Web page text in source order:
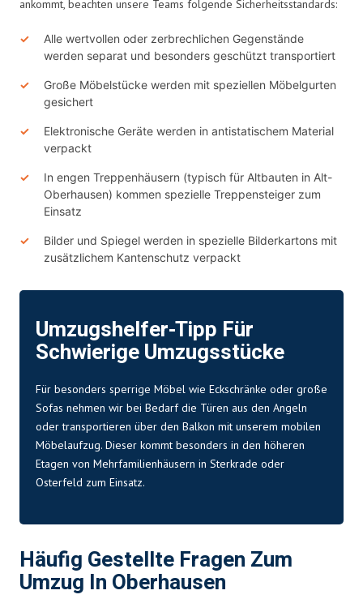
ankommt, beachten unsere Teams folgende Sicherheitsstandards:
Alle wertvollen oder zerbrechlichen Gegenstände
werden separat und besonders geschützt transportiert
Große Möbelstücke werden mit speziellen Möbelgurten
gesichert
Elektronische Geräte werden in antistatischem Material
verpackt
In engen Treppenhäusern (typisch für Altbauten in Alt-
Oberhausen) kommen spezielle Treppensteiger zum
Einsatz
Bilder und Spiegel werden in spezielle Bilderkartons mit
zusätzlichem Kantenschutz verpackt
Umzugshelfer-Tipp Für
Schwierige Umzugsstücke
Für besonders sperrige Möbel wie Eckschränke oder große
Sofas nehmen wir bei Bedarf die Türen aus den Angeln
oder transportieren über den Balkon mit unserem mobilen
Möbelaufzug. Dieser kommt besonders in den höheren
Etagen von Mehrfamilienhäusern in Sterkrade oder
Osterfeld zum Einsatz.
Häufig Gestellte Fragen Zum
Umzug In Oberhausen